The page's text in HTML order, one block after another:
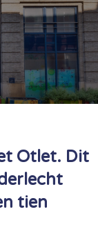
Otlet. Dit
tien